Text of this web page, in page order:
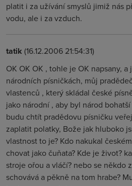
platit i za užívání smyslů jimiž nás
vodu, ale i za vzduch.
tatik (16.12.2006 21:54:31)
OK OK OK , tohle je OK napsany,
národních písničkách, můj
vlastenců , který skládal české
jako národní , aby byl národ
budu chtít pradědovu písničku
zaplatit polatky, Bože jak hluboko
vlastnost to je? Kdo nakukal
chovat jako čuňata? Kde je život?
stroje ořou a vláčí? nebo se někdo
schovává a pěkně na tom hrabe?